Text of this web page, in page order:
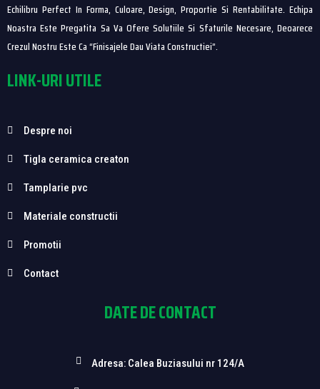
Echilibru Perfect In Forma, Culoare, Design, Proportie Si Rentabilitate. Echipa
Noastra Este Pregatita Sa Va Ofere Solutiile Si Sfaturile Necesare, Deoarece
Crezul Nostru Este Ca “finisajele Dau Viata Constructiei”.
LINK-URI UTILE
Despre noi
Tigla ceramica creaton
Tamplarie pvc
Materiale constructii
Promotii
Contact
DATE DE CONTACT
Adresa: Calea Buziasului nr 124/A